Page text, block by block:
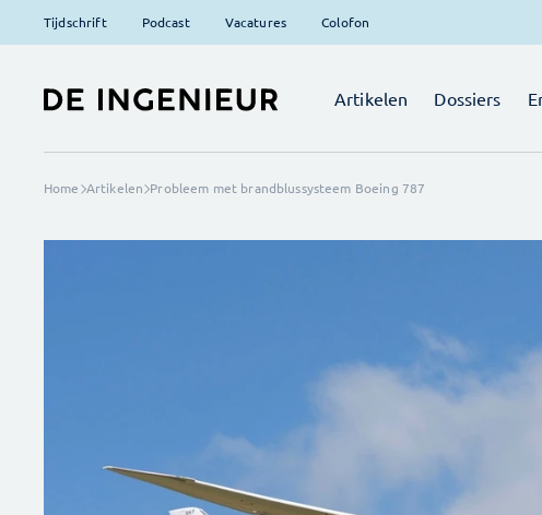
Tijdschrift Podcast Vacatures Colofon
Artikelen Dossiers
Home Artikelen Probleem met brandblussysteem Boeing 787